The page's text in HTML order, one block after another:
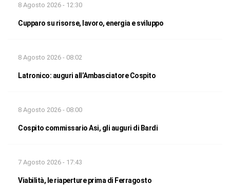
8 Agosto 2026 - 12:30
Cupparo su risorse, lavoro, energia e sviluppo
8 Agosto 2026 - 08:02
Latronico: auguri all’Ambasciatore Cospito
8 Agosto 2026 - 08:00
Cospito commissario Asi, gli auguri di Bardi
7 Agosto 2026 - 17:43
Viabilità, le riaperture prima di Ferragosto